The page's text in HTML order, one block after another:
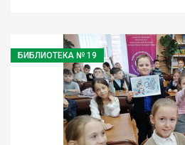
БИБЛИОТЕКА № 19